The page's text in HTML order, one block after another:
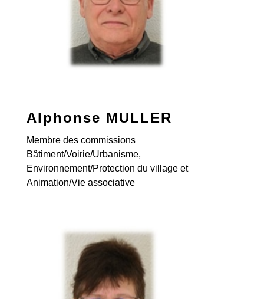
Alphonse MULLER
Membre des commissions
Bâtiment/Voirie/Urbanisme,
Environnement/Protection du village et
Animation/Vie associative